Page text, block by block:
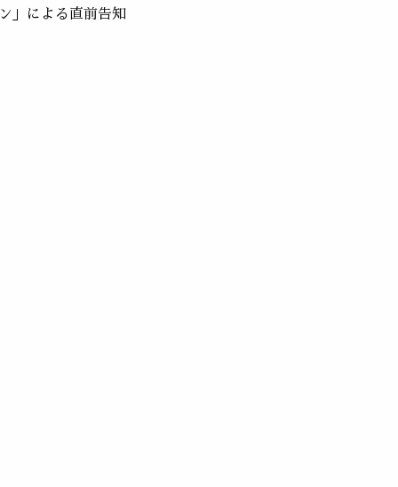
」による直前告知